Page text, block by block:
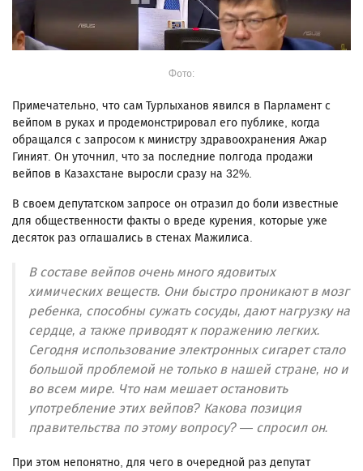
Фото:
Примечательно, что сам Турлыханов явился в Парламент с
вейпом в руках и продемонстрировал его публике, когда
обращался с запросом к министру здравоохранения Ажар
Гиният. Он уточнил, что за последние полгода продажи
вейпов в Казахстане выросли сразу на 32%.
В своем депутатском запросе он отразил до боли известные
для общественности факты о вреде курения, которые уже
десяток раз оглашались в стенах Мажилиса.
В составе вейпов очень много ядовитых
химических веществ. Они быстро проникают в мозг
ребенка, способны сужать сосуды, дают нагрузку на
сердце, а также приводят к поражению легких.
Сегодня использование электронных сигарет стало
большой проблемой не только в нашей стране, но и
во всем мире. Что нам мешает остановить
употребление этих вейпов? Какова позиция
правительства по этому вопросу? — спросил он.
При этом непонятно, для чего в очередной раз депутат